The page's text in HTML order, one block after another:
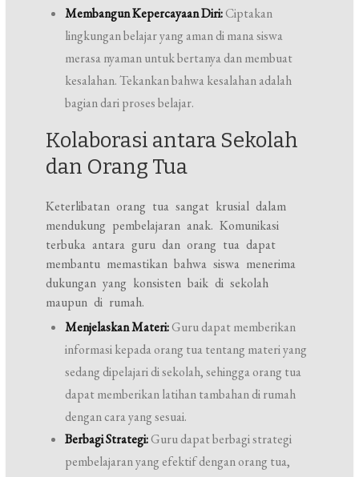
Membangun Kepercayaan Diri:Ciptakan
lingkungan belajar yang aman di mana siswa
merasa nyaman untuk bertanya dan membuat
kesalahan. Tekankan bahwa kesalahan adalah
bagian dari proses belajar.
Kolaborasi antara Sekolah
dan Orang Tua
Keterlibatan orang tua sangat krusial dalam
mendukung pembelajaran anak. Komunikasi
terbuka antara guru dan orang tua dapat
membantu memastikan bahwa siswa menerima
dukungan yang konsisten baik di sekolah
maupun di rumah.
Menjelaskan Materi:Guru dapat memberikan
informasi kepada orang tua tentang materi yang
sedang dipelajari di sekolah, sehingga orang tua
dapat memberikan latihan tambahan di rumah
dengan cara yang sesuai.
Berbagi Strategi:Guru dapat berbagi strategi
pembelajaran yang efektif dengan orang tua,